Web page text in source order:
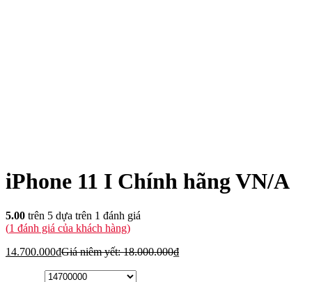
iPhone 11 I Chính hãng VN/A
5.00 trên 5 dựa trên 1 đánh giá
(1 đánh giá của khách hàng)
14.700.000₫Giá niêm yết:18.000.000₫